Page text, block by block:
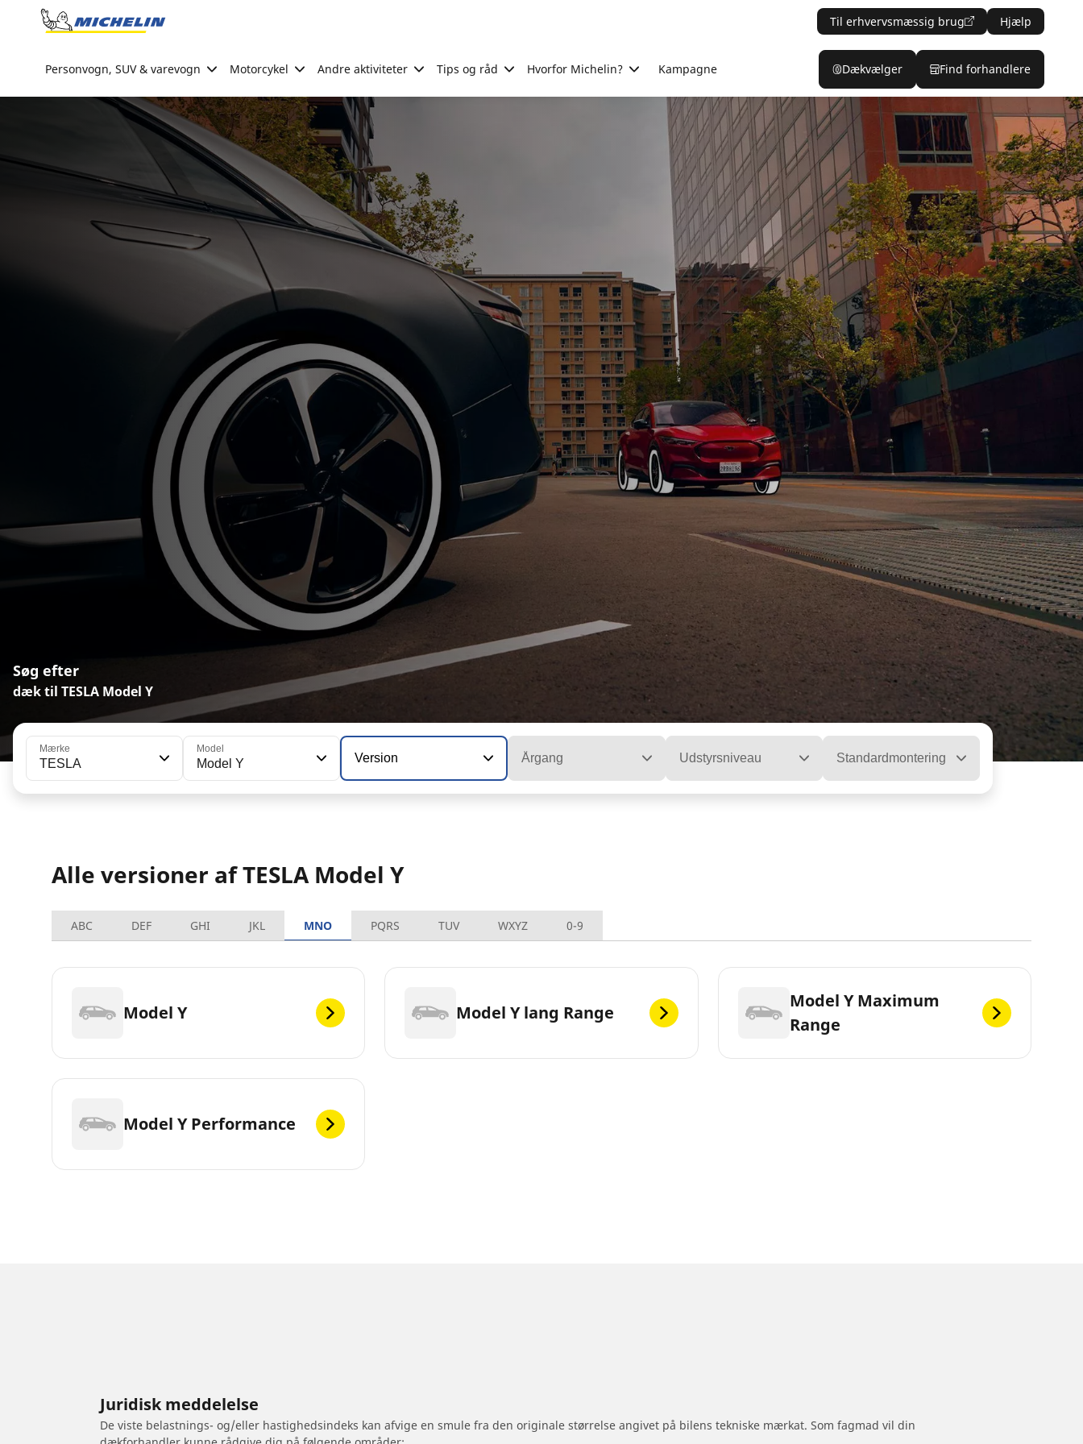
Go to page content
Til erhvervsmæssig brug Hjælp
Personvogn, SUV & varevogn Motorcykel Andre aktiviteter Tips og råd Hvorfor Michelin? Kampagne Dækvælger Find forhandlere
Søg efter
dæk til TESLA Model Y
Mærke
TESLA
Model
Model Y Version Årgang Udstyrsniveau Standardmontering
Alle versioner af TESLA Model Y
ABC DEF GHI JKL MNO PQRS TUV WXYZ 0-9
Model Y Model Y lang Range
Model Y Maximum
Range
Model Y Performance
Juridisk meddelelse
De viste belastnings- og/eller hastighedsindeks kan afvige en smule fra den originale størrelse angivet på bilens tekniske mærkat. Som fagmad vil din